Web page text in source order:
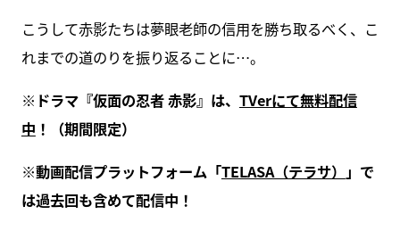
こうして赤影たちは夢眼老師の信用を勝ち取るべく、こ
れまでの道のりを振り返ることに…。
※ドラマ『仮面の忍者 赤影』は、 TVerにて無料配信
中 ！（期間限定）
※動画配信プラットフォーム「TELASA（テラサ） 」で
は過去回も含めて配信中！